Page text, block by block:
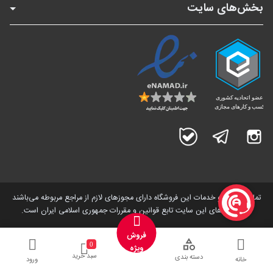
بخش‌های سایت
اینستاگرام تلگرام
تمامی کالاها و خدمات این فروشگاه دارای مجوز‌های لازم از مراجع مربوطه می‌باشند
و فعالیت های این سایت تابع قوانین و مقررات جمهوری اسلامی ایران است.
خانه دسته بندی
فروش
ویژه
0
سبد خرید ورود